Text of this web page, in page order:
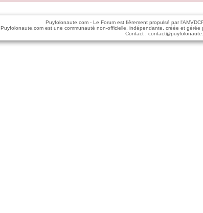
Puyfolonaute.com - Le Forum est fièrement propulsé par
Puyfolonaute.com est une communauté non-officielle, indépendante, créée et
Contact :